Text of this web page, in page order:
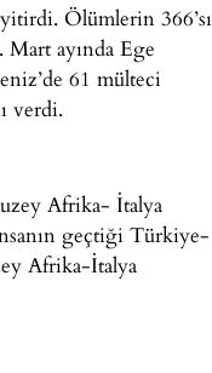
Ölümlerin 366’sı
Mart ayında Ege
61 mülteci
verdi.
Afrika- İtalya
geçtiği Türkiye-
Afrika-İtalya